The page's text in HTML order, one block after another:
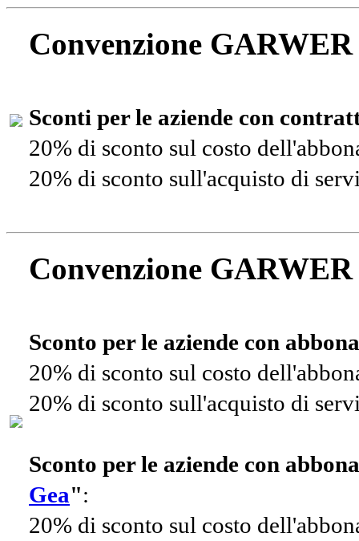
Convenzione
Sconti per le aziende con
20% di sconto sul costo
20% di sconto sull'acquisto di
Convenzione
Sconto per le aziende con
20% di sconto sul costo
20% di sconto sull'acquisto di
Sconto per le aziende con
Gea":
20% di sconto sul costo